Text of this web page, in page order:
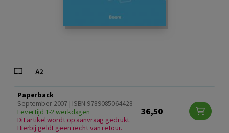
Paperback
September 2007 | ISBN 9789085064428
Levertijd 1-2 werkdagen
Dit artikel wordt op aanvraag gedrukt.
Hierbij geldt geen recht van retour.
36,50